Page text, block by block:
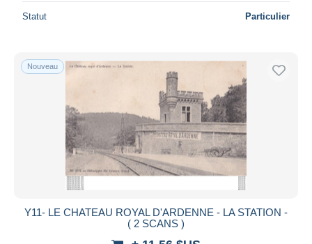
Statut Particulier
Nouveau
Y11- LE CHATEAU ROYAL D'ARDENNE - LA STATION -
( 2 SCANS )